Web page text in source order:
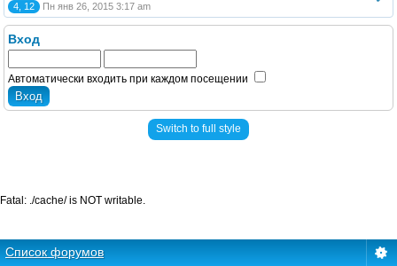
4, 12 Пн янв 26, 2015 3:17 am
Вход
Автоматически входить при каждом посещении
Switch to full style
Список форумов
Fatal: ./cache/ is NOT writable.